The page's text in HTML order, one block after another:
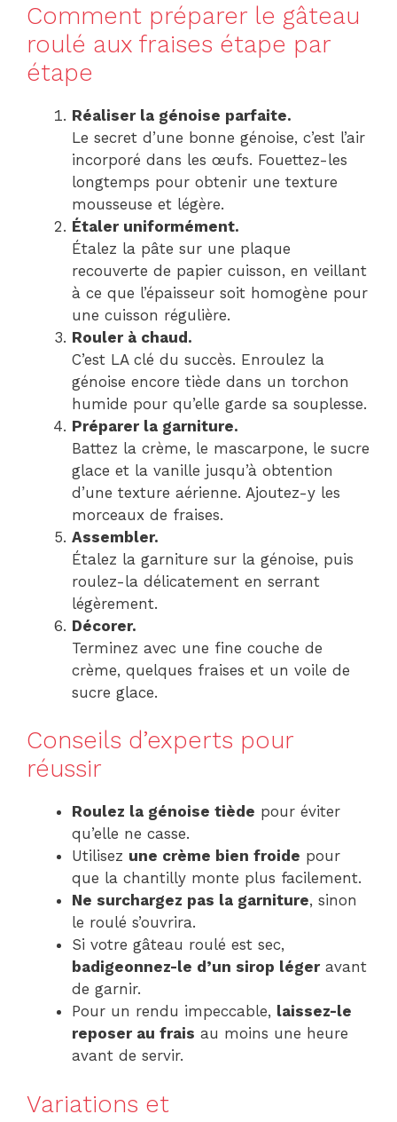
Comment préparer le gâteau
roulé aux fraises étape par
étape
Réaliser la génoise parfaite.
Le secret d’une bonne génoise, c’est l’air
incorporé dans les œufs. Fouettez-les
longtemps pour obtenir une texture
mousseuse et légère.
Étaler uniformément.
Étalez la pâte sur une plaque
recouverte de papier cuisson, en veillant
à ce que l’épaisseur soit homogène pour
une cuisson régulière.
Rouler à chaud.
C’est LA clé du succès. Enroulez la
génoise encore tiède dans un torchon
humide pour qu’elle garde sa souplesse.
Préparer la garniture.
Battez la crème, le mascarpone, le sucre
glace et la vanille jusqu’à obtention
d’une texture aérienne. Ajoutez-y les
morceaux de fraises.
Assembler.
Étalez la garniture sur la génoise, puis
roulez-la délicatement en serrant
légèrement.
Décorer.
Terminez avec une fine couche de
crème, quelques fraises et un voile de
sucre glace.
Conseils d’experts pour
réussir
Roulez la génoise tiède pour éviter
qu’elle ne casse.
Utilisez une crème bien froide pour
que la chantilly monte plus facilement.
Ne surchargez pas la garniture, sinon
le roulé s’ouvrira.
Si votre gâteau roulé est sec,
badigeonnez-le d’un sirop légeravant
de garnir.
Pour un rendu impeccable, laissez-le
reposer au frais au moins une heure
avant de servir.
Variations et